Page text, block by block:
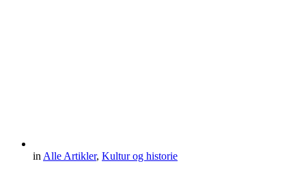
in Alle Artikler, Kultur og historie